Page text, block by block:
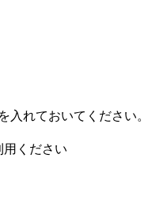
れておいてください。
ください